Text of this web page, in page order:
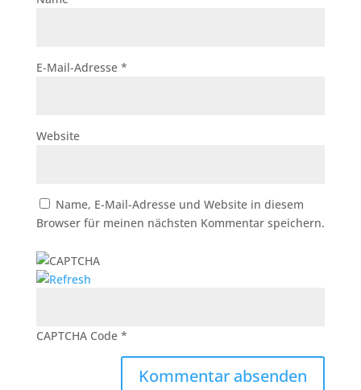
E-Mail-Adresse *
Website
Name, E-Mail-Adresse und Website in diesem
Browser für meinen nächsten Kommentar speichern.
CAPTCHA Code*